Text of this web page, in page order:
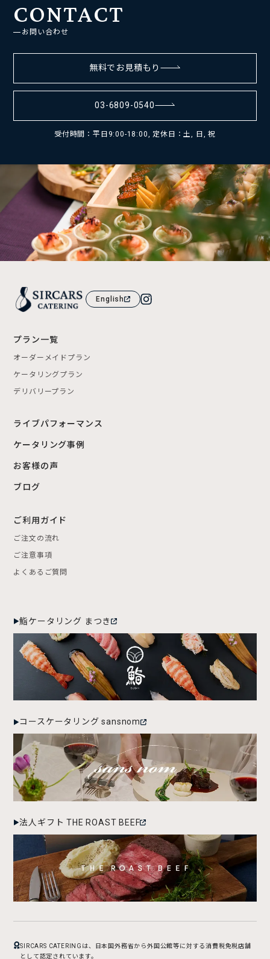
CONTACT
お問い合わせ
無料でお見積もり
03-6809-0540
受付時間：平日9:00-18:00, 定休日：土, 日, 祝
English
プラン一覧
オーダーメイドプラン
ケータリングプラン
デリバリープラン
ライブパフォーマンス
ケータリング事例
お客様の声
ブログ
ご利用ガイド
ご注文の流れ
ご注意事項
よくあるご質問
鮨ケータリング まつき
コースケータリング sansnom
法人ギフト THE ROAST BEEF
SIRCARS CATERINGは、日本国外務省から外国公館等に対する消費税免税店舗
として認定されています。